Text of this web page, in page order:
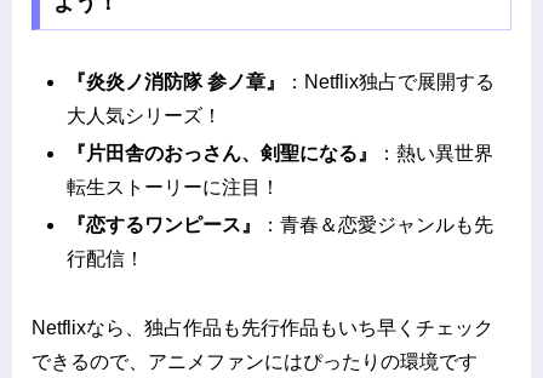
『炎炎ノ消防隊 参ノ章』
：Netflix独占で展開する
大人気シリーズ！
『片田舎のおっさん、剣聖になる』
：熱い異世界
転生ストーリーに注目！
『恋するワンピース』
：青春＆恋愛ジャンルも先
行配信！
Netflixなら、独占作品も先行作品もいち早くチェック
できるので、アニメファンにはぴったりの環境です